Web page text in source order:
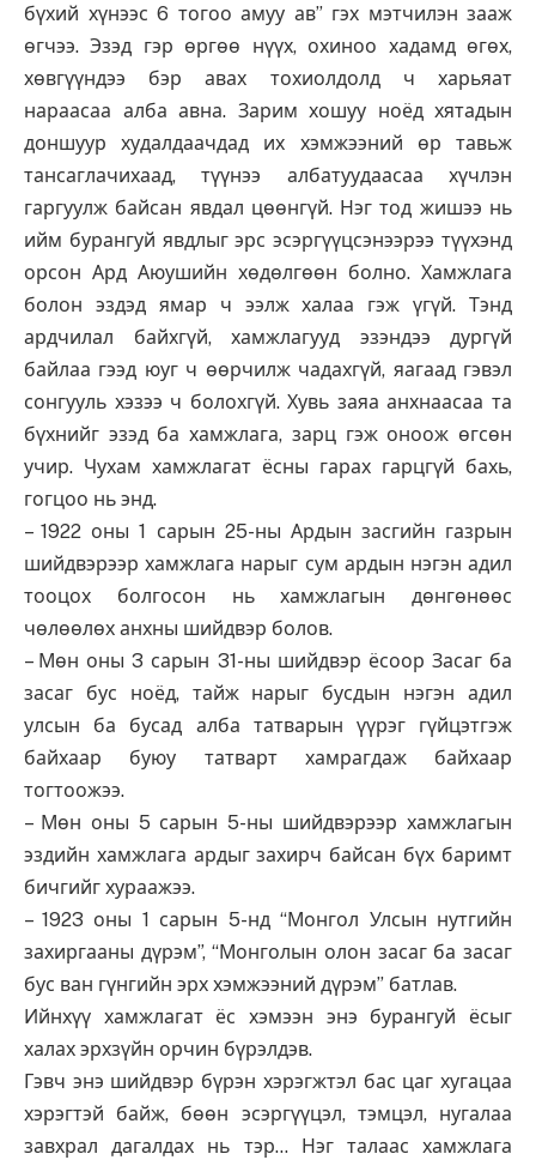
бүхий хүнээс 6 тогоо амуу ав” гэх мэтчилэн зааж
өгчээ. Эзэд гэр өргөө нүүх, охиноо хадамд өгөх,
хөвгүүндээ бэр авах тохиолдолд ч харьяат
нараасаа алба авна. Зарим хошуу ноёд хятадын
доншуур худалдаачдад их хэмжээний өр тавьж
тансаглачихаад, түүнээ албатуудаасаа хүчлэн
гаргуулж байсан явдал цөөнгүй. Нэг тод жишээ нь
ийм бурангуй явдлыг эрс эсэргүүцсэнээрээ түүхэнд
орсон Ард Аюушийн хөдөлгөөн болно. Хамжлага
болон эздэд ямар ч ээлж халаа гэж үгүй. Тэнд
ардчилал байхгүй, хамжлагууд эзэндээ дургүй
байлаа гээд юуг ч өөрчилж чадахгүй, яагаад гэвэл
сонгууль хэзээ ч болохгүй. Хувь заяа анхнаасаа та
бүхнийг эзэд ба хамжлага, зарц гэж оноож өгсөн
учир. Чухам хамжлагат ёсны гарах гарцгүй бахь,
гогцоо нь энд.
– 1922 оны 1 сарын 25-ны Ардын засгийн газрын
шийдвэрээр хамжлага нарыг сум ардын нэгэн адил
тооцох болгосон нь хамжлагын дөнгөнөөс
чөлөөлөх анхны шийдвэр болов.
– Мөн оны 3 сарын 31-ны шийдвэр ёсоор Засаг ба
засаг бус ноёд, тайж нарыг бусдын нэгэн адил
улсын ба бусад алба татварын үүрэг гүйцэтгэж
байхаар буюу татварт хамрагдаж байхаар
тогтоожээ.
– Мөн оны 5 сарын 5-ны шийдвэрээр хамжлагын
эздийн хамжлага ардыг захирч байсан бүх баримт
бичгийг хураажээ.
– 1923 оны 1 сарын 5-нд “Монгол Улсын нутгийн
захиргааны дүрэм”, “Монголын олон засаг ба засаг
бус ван гүнгийн эрх хэмжээний дүрэм” батлав.
Ийнхүү хамжлагат ёс хэмээн энэ бурангуй ёсыг
халах эрхзүйн орчин бүрэлдэв.
Гэвч энэ шийдвэр бүрэн хэрэгжтэл бас цаг хугацаа
хэрэгтэй байж, бөөн эсэргүүцэл, тэмцэл, нугалаа
завхрал дагалдах нь тэр… Нэг талаас хамжлага